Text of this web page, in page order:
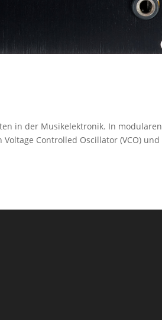
in der Musikelektronik. In modularen
Controlled Oscillator (VCO) und